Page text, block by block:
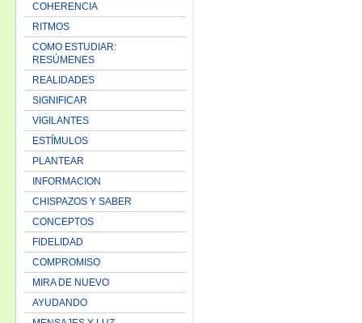
COHERENCIA
RITMOS
COMO ESTUDIAR:
RESÚMENES
REALIDADES
SIGNIFICAR
VIGILANTES
ESTÍMULOS
PLANTEAR
INFORMACION
CHISPAZOS Y SABER
CONCEPTOS
FIDELIDAD
COMPROMISO
MIRA DE NUEVO
AYUDANDO